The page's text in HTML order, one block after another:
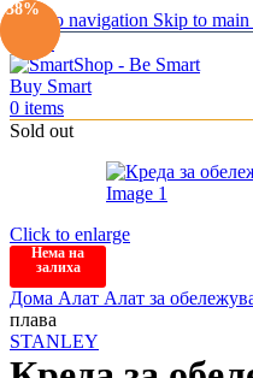
Skip to navigation Skip to
0 items
Sold out
Click to enlarge
Нема на
залиха
Дома Алат Алат за
плава
STANLEY
-10%
-38%